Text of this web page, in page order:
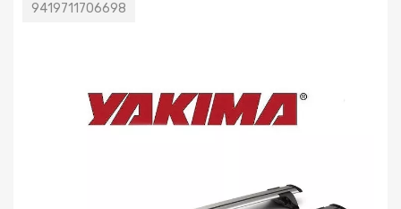
9419711706698